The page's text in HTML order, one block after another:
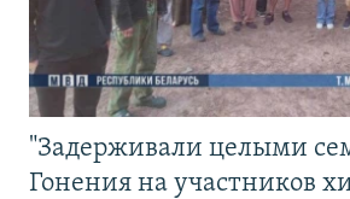
"Задерживали целыми
Гонения на участников